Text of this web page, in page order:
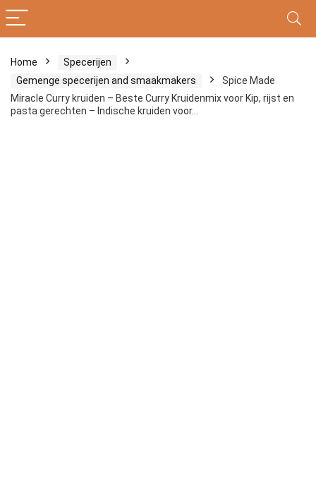
Home
Specerijen
Gemenge specerijen and smaakmakers
Spice Made
Miracle Curry kruiden – Beste Curry Kruidenmix voor Kip, rijst en
pasta gerechten – Indische kruiden voor…